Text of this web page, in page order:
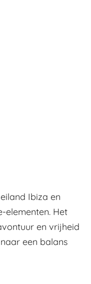
Ibiza en
elementen. Het
en vrijheid
een balans